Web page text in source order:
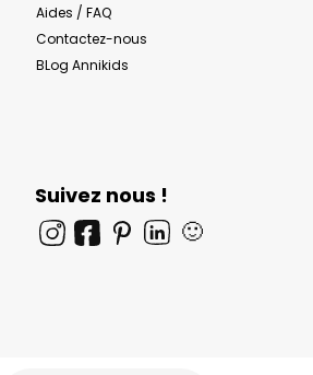
Aides / FAQ
Contactez-nous
BLog Annikids
Suivez nous !
🙂